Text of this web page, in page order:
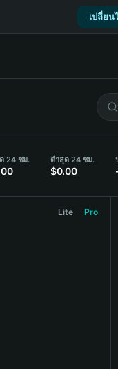
เปลี่ยน
24 ชม. ต่ำสุด 24 ชม.
$0.00
Lite Pro